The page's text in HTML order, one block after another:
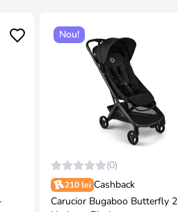
Nou!
(0)
210 lei Cashback
Carucior Bugaboo Butterfly 2